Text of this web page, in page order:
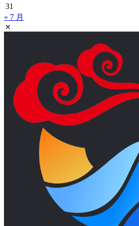
31
« 7 月